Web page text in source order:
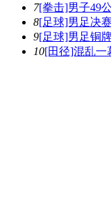
7[拳击]男子49
8[足球]男足决
9[足球]男足铜
10[田径]混乱一